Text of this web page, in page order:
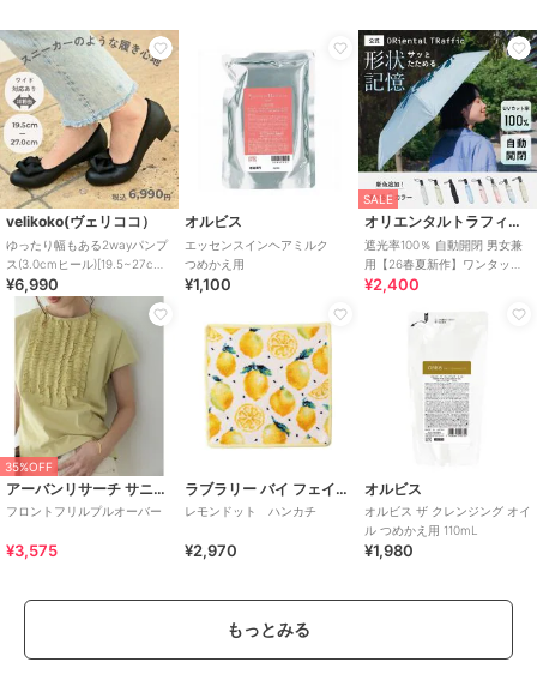
velikoko(ヴェリココ）
ゆったり幅もある2wayパンプ
ス(3.0cmヒール)[19.5~27cm]
ラクチンきれいシューズ
¥6,990
オルビス
エッセンスインヘアミルク
つめかえ用
¥1,100
SALE
オリエンタルトラフィック
遮光率100％ 自動開閉 男女兼
用【26春夏新作】ワンタッチ
晴雨兼用 折りたたみ傘 /G-
¥2,400
35%OFF
アーバンリサーチ サニーレーベル
フロントフリルプルオーバー
¥3,575
ラブラリー バイ フェイラー
レモンドット ハンカチ
¥2,970
オルビス
オルビス ザ クレンジング オイ
ル つめかえ用 110mL
¥1,980
もっとみる